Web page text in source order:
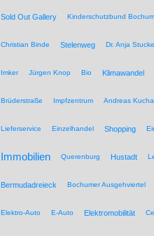
Sold Out Gallery Kinderschutzbund Bochum
Christian Binde Stelenweg Dr. Anja
Imker Jürgen Knop Bio Klimawandel
Brüderstraße Impfzentrum Andreas
Lieferservice Einzelhandel Shopping
Immobilien Querenburg Hustadt
Bermudadreieck Bochumer Ausgehviertel
Elektro-Auto E-Auto Elektromobilität